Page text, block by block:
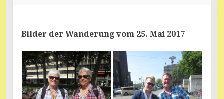
Bilder der Wanderung vom 25. Mai 2017